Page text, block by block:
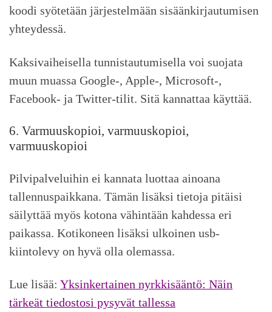
koodi syötetään järjestelmään sisäänkirjautumisen
yhteydessä.
Kaksivaiheisella tunnistautumisella voi suojata
muun muassa Google-, Apple-, Microsoft-,
Facebook- ja Twitter-tilit. Sitä kannattaa käyttää.
6. Varmuuskopioi, varmuuskopioi,
varmuuskopioi
Pilvipalveluihin ei kannata luottaa ainoana
tallennuspaikkana. Tämän lisäksi tietoja pitäisi
säilyttää myös kotona vähintään kahdessa eri
paikassa. Kotikoneen lisäksi ulkoinen usb-
kiintolevy on hyvä olla olemassa.
Lue lisää: Yksinkertainen nyrkkisääntö: Näin
tärkeät tiedostosi pysyvät tallessa